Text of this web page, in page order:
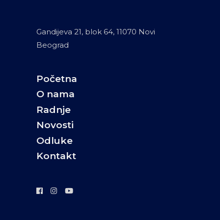
Gandijeva 21, blok 64, 11070 Novi
Beograd
Početna
O nama
Radnje
Novosti
Odluke
Kontakt